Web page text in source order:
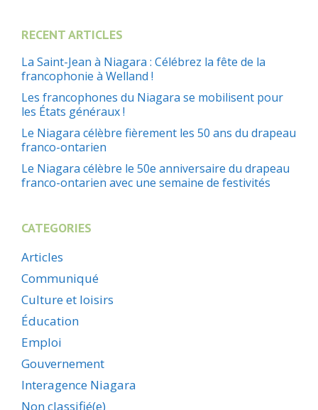
RECENT ARTICLES
La Saint-Jean à Niagara : Célébrez la fête de la
francophonie à Welland !
Les francophones du Niagara se mobilisent pour
les États généraux !
Le Niagara célèbre fièrement les 50 ans du drapeau
franco-ontarien
Le Niagara célèbre le 50e anniversaire du drapeau
franco-ontarien avec une semaine de festivités
CATEGORIES
Articles
Communiqué
Culture et loisirs
Éducation
Emploi
Gouvernement
Interagence Niagara
Non classifié(e)